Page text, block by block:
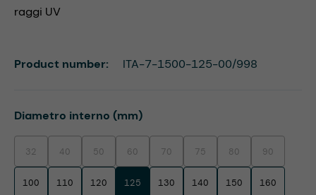
raggi UV
Select
Diametro interno (mm)
32(This option is currently unavailable.)
40(This option is currently unavailable.)
50(This option is currently unavailable.)
60(This option is currently unavailable.)
70(This option is currently unavailable.)
75(This option is currently
80(This option is
90(This option
100 110 120 125 130 140 150 160
Product number: ITA-7-1500-125-00/998